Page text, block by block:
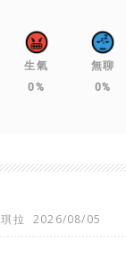
生氣
0%
無聊
0%
琪拉 2026/08/05